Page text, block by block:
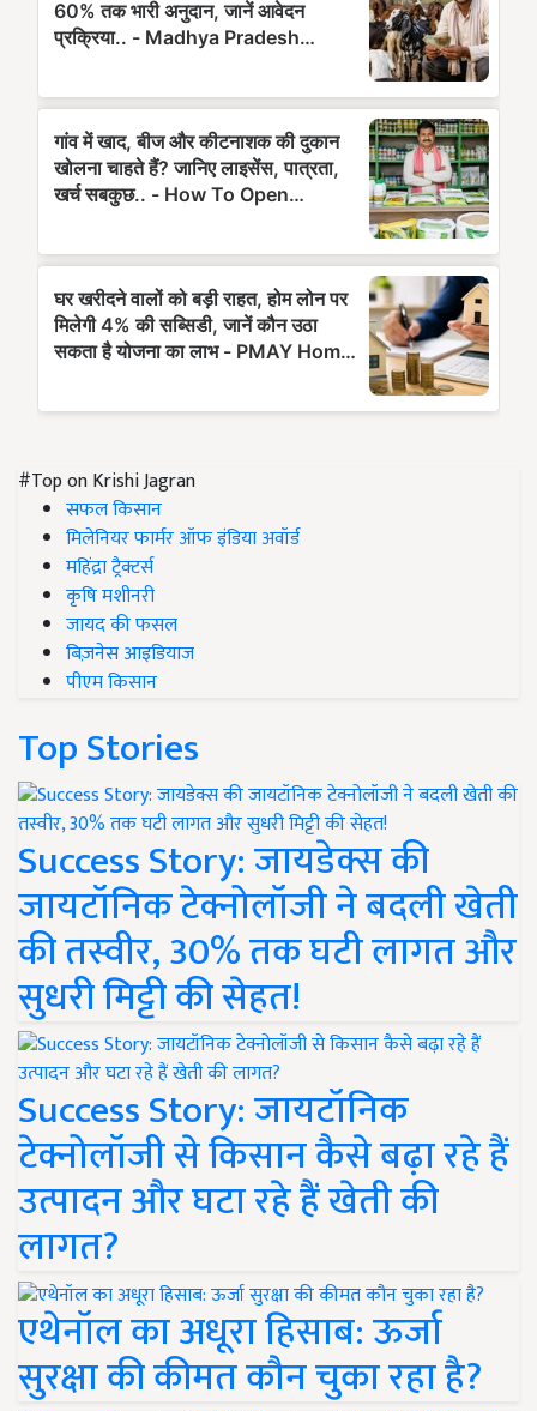
#Top on Krishi Jagran
सफल किसान
मिलेनियर फार्मर ऑफ इंडिया अवॉर्ड
महिंद्रा ट्रैक्टर्स
कृषि मशीनरी
जायद की फसल
बिज़नेस आइडियाज
पीएम किसान
Top Stories
Success Story: जायडेक्स की
जायटॉनिक टेक्नोलॉजी ने बदली खेती
की तस्वीर, 30% तक घटी लागत और
सुधरी मिट्टी की सेहत!
Success Story: जायटॉनिक
टेक्नोलॉजी से किसान कैसे बढ़ा रहे हैं
उत्पादन और घटा रहे हैं खेती की
लागत?
एथेनॉल का अधूरा हिसाब: ऊर्जा
सुरक्षा की कीमत कौन चुका रहा है?